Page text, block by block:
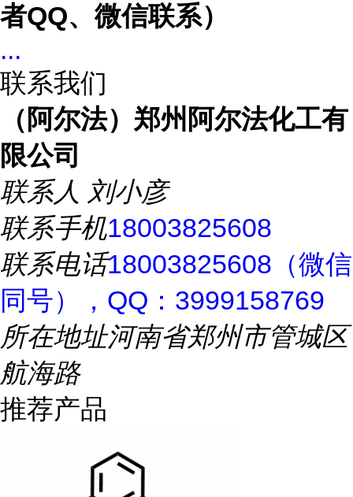
者QQ、微信联系）
...
联系我们
（阿尔法）郑州阿尔法化工有
限公司
联系人 刘小彦
联系手机18003825608
联系电话18003825608（微信
同号），QQ：3999158769
所在地址河南省郑州市管城区
航海路
推荐产品